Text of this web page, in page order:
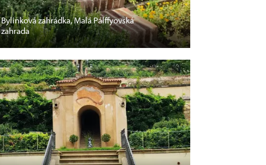
Bylinková zahrádka, Malá Pálffyovská
zahrada